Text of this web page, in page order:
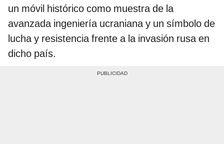
un móvil histórico como muestra de la
avanzada ingeniería ucraniana y un símbolo de
lucha y resistencia frente a la invasión rusa en
dicho país.